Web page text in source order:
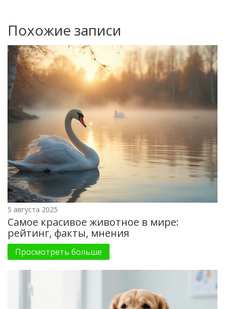
Похожие записи
5 августа 2025
Самое красивое животное в мире:
рейтинг, факты, мнения
Просмотреть больше